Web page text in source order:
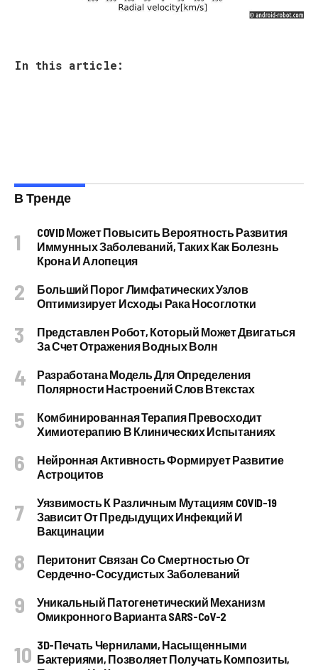
In this article:
В Тренде
COVID Может Повысить Вероятность Развития
Иммунных Заболеваний, Таких Как Болезнь
Крона И Алопеция
Больший Порог Лимфатических Узлов
Оптимизирует Исходы Рака Носоглотки
Представлен Робот, Который Может Двигаться
За Счет Отражения Водных Волн
Разработана Модель Для Определения
Полярности Настроений Слов Втекстах
Комбинированная Терапия Превосходит
Химиотерапию В Клинических Испытаниях
Нейронная Активность Формирует Развитие
Астроцитов
Уязвимость К Различным Мутациям COVID-19
Зависит От Предыдущих Инфекций И
Вакцинации
Перитонит Связан Со Смертностью От
Сердечно-Сосудистых Заболеваний
Уникальный Патогенетический Механизм
Омикронного Варианта SARS-CoV-2
3D-Печать Чернилами, Насыщенными
Бактериями, Позволяет Получать Композиты,